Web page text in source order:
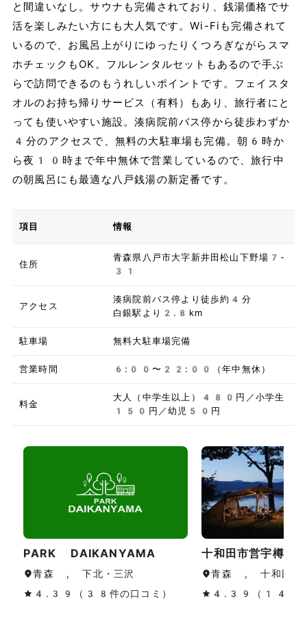
と間違いなし。サウナも完備されており、銭湯価格でサ
活を楽しみたい方にも大人気です。Wi-Fiも完備されて
いるので、お風呂上がりにゆったりくつろぎながらスマ
ホチェックもOK。フルレンタルセットもあるので手ぶ
らで訪問できるのもうれしいポイントです。フェイスタ
オルのお持ち帰りサービス（有料）もあり、旅行者にと
っても使いやすい施設。湊病院前バス停から徒歩わずか
4分のアクセスで、無料の大駐車場も完備。朝6時か
ら夜10時まで年中無休で営業しているので、旅行中
の朝風呂にも最適な八戸銭湯の新定番です。
項目 情報
住所
青森県八戸市大字新井田松山下野場7-
31
アクセス
湊病院前バス停より徒歩約4分
白銀駅より2.8km
駐車場 無料大駐車場完備
営業時間 6:00〜22:00（年中無休）
料金
大人（中学生以上）480円／小学生
150円／幼児50円
PARK DAIKANYAMA
青森 , 下北・三沢
4.39（38件の口コミ）
十和田市営宇樽部
青森 , 十和田湖
4.39（149件